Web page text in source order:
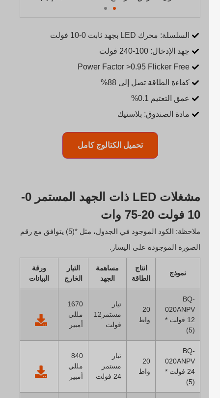
السلسلة: محرك LED بجهد ثابت 0-10 فولت
جهد الإدخال: 100-240 فولت
Power Factor >0.95 Flicker Free
كفاءة الطاقة تصل إلى 88%
عمق التعتيم 0.1%
مادة الصندوق: بلاستيك
تحميل الكتالوج كامل
10 فولت 20-75 وات
ملاحظة: الكود الموجود في الجدول، مثل *(5) يتوافق مع رقم
الصورة الموجودة على اليسار.
نموذج
الطاقة
مساهمة
الجهد
التيار
الخارج
ورقة
البيانات
BQ-
020ANPV
12 فولت *
مستمر12
فولت
1670
مللي
أمبير
BQ-
020ANPV
24 فولت *
مستمر
840
مللي
أمبير